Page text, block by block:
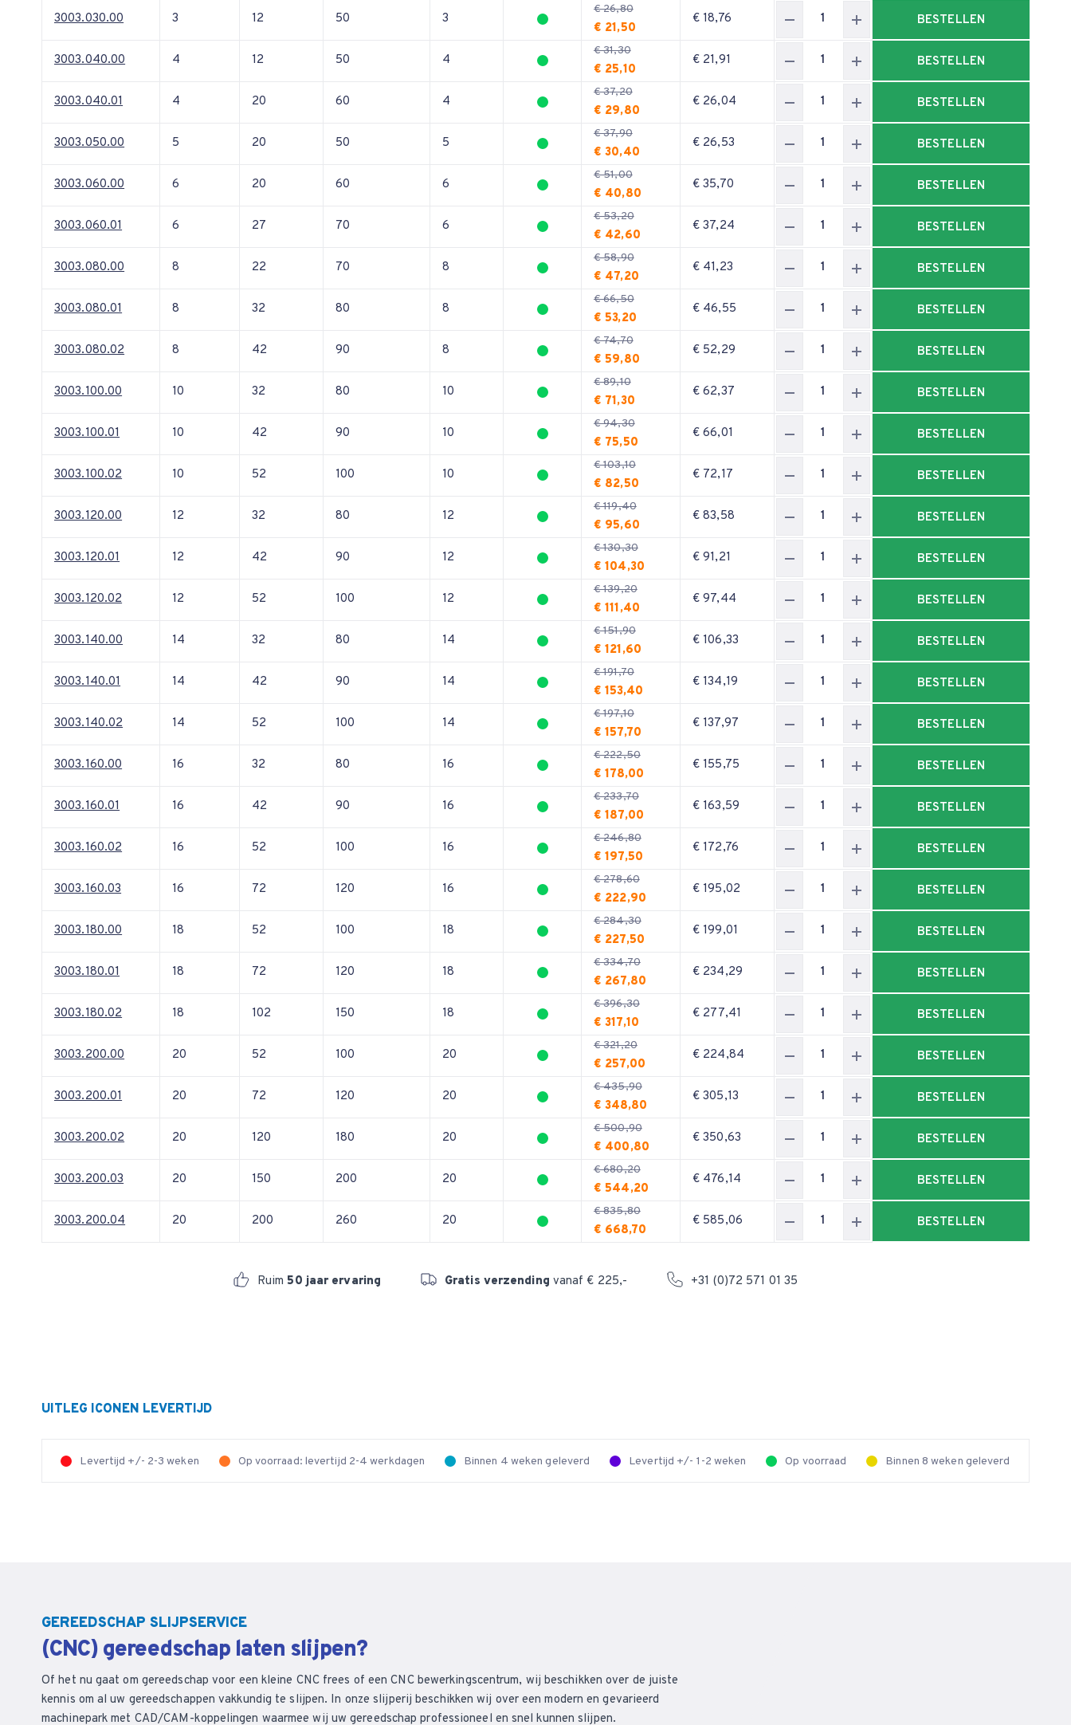
3003.030.00 3 12 50 3
€ 26,80
€ 21,50
€ 18,76 BESTELLEN
3003.040.00 4 12 50 4
€ 31,30
€ 25,10
€ 21,91 BESTELLEN
3003.040.01 4 20 60 4
€ 37,20
€ 29,80
€ 26,04 BESTELLEN
3003.050.00 5 20 50 5
€ 37,90
€ 30,40
€ 26,53 BESTELLEN
3003.060.00 6 20 60 6
€ 51,00
€ 40,80
€ 35,70 BESTELLEN
3003.060.01 6 27 70 6
€ 53,20
€ 42,60
€ 37,24 BESTELLEN
3003.080.00 8 22 70 8
€ 58,90
€ 47,20
€ 41,23 BESTELLEN
3003.080.01 8 32 80 8
€ 66,50
€ 53,20
€ 46,55 BESTELLEN
3003.080.02 8 42 90 8
€ 74,70
€ 59,80
€ 52,29 BESTELLEN
3003.100.00 10 32 80 10
€ 89,10
€ 71,30
€ 62,37 BESTELLEN
3003.100.01 10 42 90 10
€ 94,30
€ 75,50
€ 66,01 BESTELLEN
3003.100.02 10 52 100 10
€ 103,10
€ 82,50
€ 72,17 BESTELLEN
3003.120.00 12 32 80 12
€ 119,40
€ 95,60
€ 83,58 BESTELLEN
3003.120.01 12 42 90 12
€ 130,30
€ 104,30
€ 91,21 BESTELLEN
3003.120.02 12 52 100 12
€ 139,20
€ 111,40
€ 97,44 BESTELLEN
3003.140.00 14 32 80 14
€ 151,90
€ 121,60
€ 106,33 BESTELLEN
3003.140.01 14 42 90 14
€ 191,70
€ 153,40
€ 134,19 BESTELLEN
3003.140.02 14 52 100 14
€ 197,10
€ 157,70
€ 137,97 BESTELLEN
3003.160.00 16 32 80 16
€ 222,50
€ 178,00
€ 155,75 BESTELLEN
3003.160.01 16 42 90 16
€ 233,70
€ 187,00
€ 163,59 BESTELLEN
3003.160.02 16 52 100 16
€ 246,80
€ 197,50
€ 172,76 BESTELLEN
3003.160.03 16 72 120 16
€ 278,60
€ 222,90
€ 195,02 BESTELLEN
3003.180.00 18 52 100 18
€ 284,30
€ 227,50
€ 199,01 BESTELLEN
3003.180.01 18 72 120 18
€ 334,70
€ 267,80
€ 234,29 BESTELLEN
3003.180.02 18 102 150 18
€ 396,30
€ 317,10
€ 277,41 BESTELLEN
3003.200.00 20 52 100 20
€ 321,20
€ 257,00
€ 224,84 BESTELLEN
3003.200.01 20 72 120 20
€ 435,90
€ 348,80
€ 305,13 BESTELLEN
3003.200.02 20 120 180 20
€ 500,90
€ 400,80
€ 350,63 BESTELLEN
3003.200.03 20 150 200 20
€ 680,20
€ 544,20
€ 476,14 BESTELLEN
3003.200.04 20 200 260 20
€ 835,80
€ 668,70
€ 585,06 BESTELLEN
Ruim50 jaar ervaring Gratis verzending vanaf € 225,- +31 (0)72 571 01 35
UITLEG ICONEN LEVERTIJD
Levertijd +/- 2-3 weken Op voorraad: levertijd 2-4 werkdagen Binnen 4 weken geleverd Levertijd +/- 1-2 weken Op voorraad Binnen 8 weken geleverd
GEREEDSCHAP SLIJPSERVICE
(CNC) gereedschap laten slijpen?
Of het nu gaat om gereedschap voor een kleine CNC frees of een CNC bewerkingscentrum, wij beschikken over de juiste
kennis om al uw gereedschappen vakkundig te slijpen. In onze slijperij beschikken wij over een modern en gevarieerd
machinepark met CAD/CAM-koppelingen waarmee wij uw gereedschap professioneel en snel kunnen slijpen.